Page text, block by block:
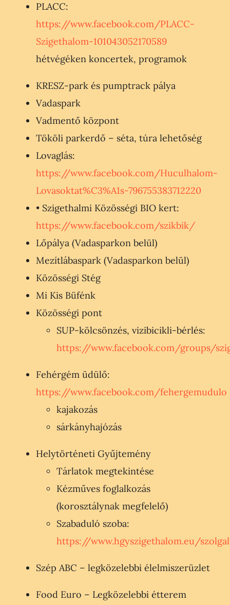
PLACC:
https://www.facebook.com/PLACC-
Szigethalom-101043052170589
hétvégéken koncertek, programok
KRESZ-park és pumptrack pálya
Vadaspark
Vadmentő központ
Tököli parkerdő – séta, túra lehetőség
Lovaglás:
https://www.facebook.com/Huculhalom-
Lovasoktat%C3%A1s-796755383712220
• Szigethalmi Közösségi BIO kert:
https://www.facebook.com/szikbik/
Lőpálya (Vadasparkon belül)
Mezítlábaspark (Vadasparkon belül)
Közösségi Stég
Mi Kis Büfénk
Közösségi pont
SUP-kölcsönzés, vizibicikli-bérlés:
https://www.facebook.com/groups/
Fehérgém üdülő:
https://www.facebook.com/fehergemudulo
kajakozás
sárkányhajózás
Helytörténeti Gyűjtemény
Tárlatok megtekintése
Kézműves foglalkozás
(korosztálynak megfelelő)
Szabaduló szoba:
https://www.hgyszigethalom.eu/
Szép ABC – legközelebbi élelmiszerüzlet
Food Euro – Legközelebbi étterem